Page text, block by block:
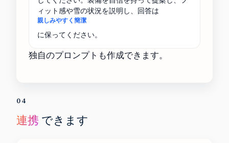
ィット感や雪の状況を説明し、回答は
親しみやすく簡潔
に保ってください。
独自のプロンプトも作成できます。
04
連携 できます